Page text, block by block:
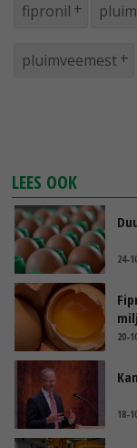
fipronil
pluimveemest
LEES OOK
24-
20-
18-